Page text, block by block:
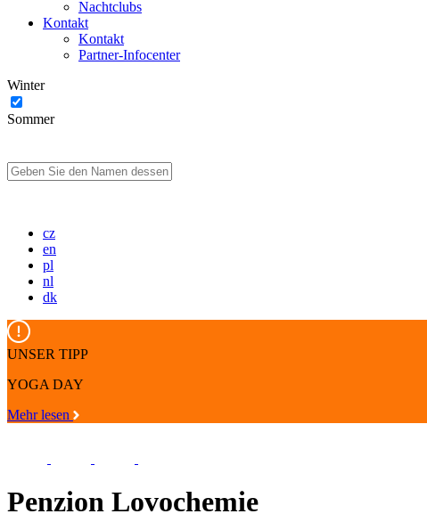
Nachtclubs
Kontakt
Kontakt
Partner-Infocenter
Winter
Sommer
cz
en
pl
nl
dk
UNSER TIPP
YOGA DAY
Mehr lesen
Penzion Lovochemie